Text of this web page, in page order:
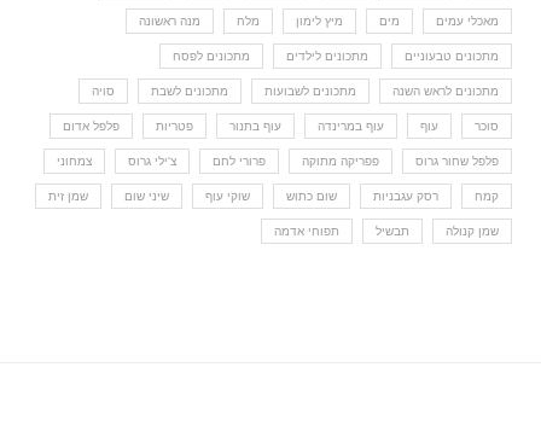
מאכלי עמים מים מיץ לימון מלח מנה ראשונה
מתכונים טבעוניים מתכונים לילדים מתכונים לפסח
מתכונים לראש השנה מתכונים לשבועות מתכונים לשבת סויה
סוכר עוף עוף במרינדה עוף בתנור פטריות פלפל אדום
פלפל שחור גרוס פפריקה מתוקה פרורי לחם צ'ילי גרוס צמחוני
קמח רסק עגבניות שום כתוש שוקי עוף שיני שום שמן זית
שמן קנולה תבשיל תפוחי אדמה